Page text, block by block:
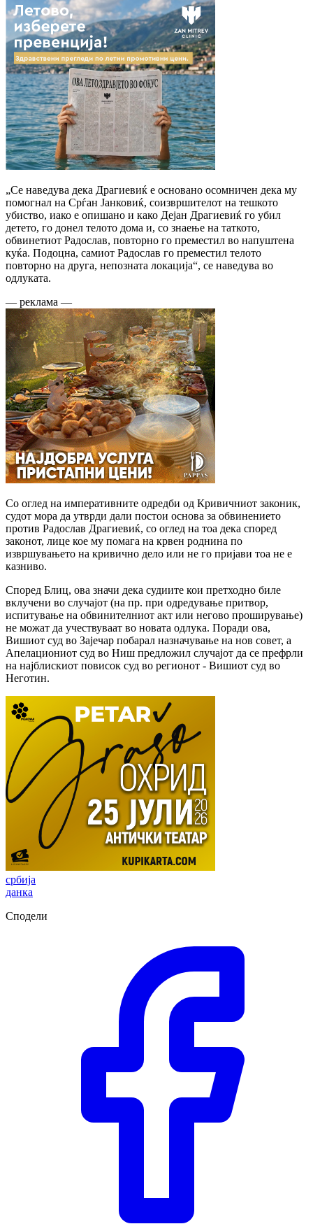
„Се наведува дека Драгиевиќ е основано осомничен дека му
помогнал на Срѓан Јанковиќ, соизвршителот на тешкото
убиство, иако е опишано и како Дејан Драгиевиќ го убил
детето, го донел телото дома и, со знаење на таткото,
обвинетиот Радослав, повторно го преместил во напуштена
куќа. Подоцна, самиот Радослав го преместил телото
повторно на друга, непозната локација“, се наведува во
одлуката.
— реклама —
Со оглед на императивните одредби од Кривичниот законик,
судот мора да утврди дали постои основа за обвинението
против Радослав Драгиевиќ, со оглед на тоа дека според
законот, лице кое му помага на крвен роднина по
извршувањето на кривично дело или не го пријави тоа не е
казниво.
Според Блиц, ова значи дека судиите кои претходно биле
вклучени во случајот (на пр. при одредување притвор,
испитување на обвинителниот акт или негово проширување)
не можат да учествуваат во новата одлука. Поради ова,
Вишиот суд во Зајечар побарал назначување на нов совет, а
Апелациониот суд во Ниш предложил случајот да се префрли
на најблискиот повисок суд во регионот - Вишиот суд во
Неготин.
србија
данка
Сподели